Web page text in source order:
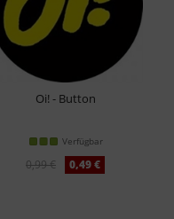
Oi! - Button
Verfügbar
0,99 € 0,49 €